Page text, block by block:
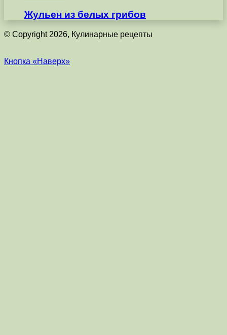
Жульен из белых грибов
© Copyright 2026, Кулинарные рецепты
Кнопка «Наверх»